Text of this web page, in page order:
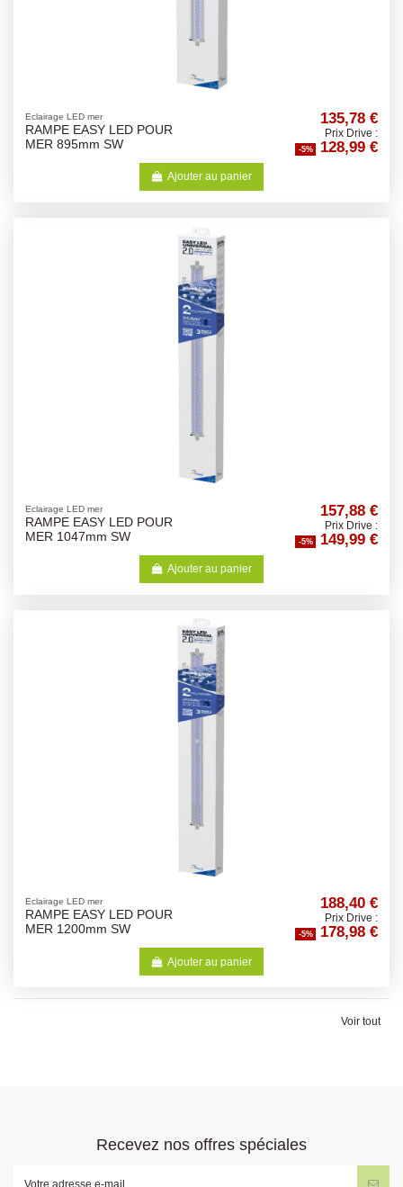
Eclairage LED mer
RAMPE EASY LED POUR
MER 895mm SW
135,78 €
Prix Drive :
-5% 128,99 €
Ajouter au panier
Eclairage LED mer
RAMPE EASY LED POUR
MER 1047mm SW
157,88 €
Prix Drive :
-5% 149,99 €
Ajouter au panier
Eclairage LED mer
RAMPE EASY LED POUR
MER 1200mm SW
188,40 €
Prix Drive :
-5% 178,98 €
Ajouter au panier
Voir tout
Recevez nos offres spéciales